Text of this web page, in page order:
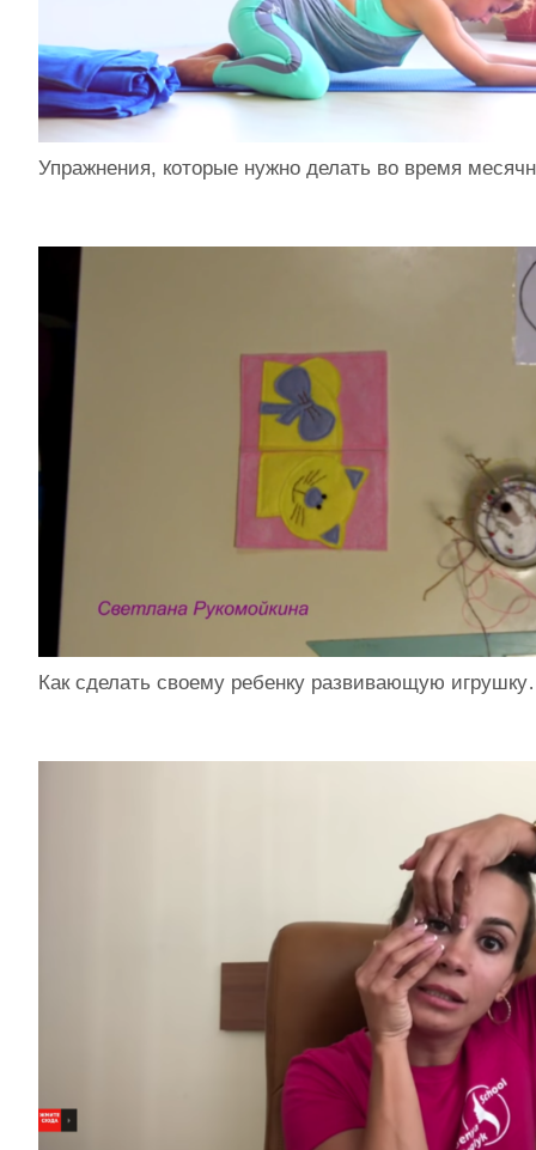
Упражнения, которые нужно делать во время
Как сделать своему ребенку развивающую